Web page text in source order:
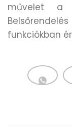
művelet a
funkciókban